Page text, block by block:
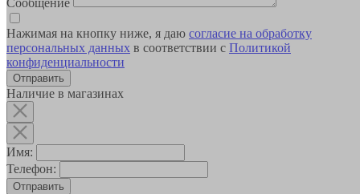
Сообщение
Нажимая на кнопку ниже, я даю согласие на обработку
персональных данных в соответствии с Политикой
конфиденциальности
Наличие в магазинах
Имя:
Телефон:
Отправить